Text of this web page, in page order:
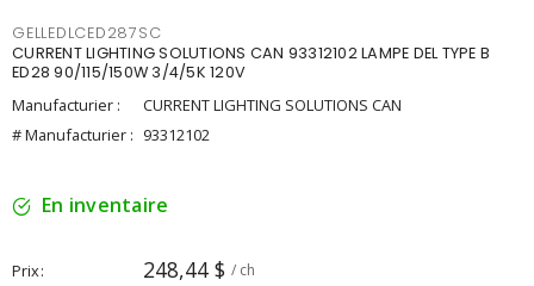
GELLEDLCED287SC
CURRENT LIGHTING SOLUTIONS CAN 93312102 LAMPE DEL TYPE B
ED28 90/115/150W 3/4/5K 120V
Manufacturier :
CURRENT LIGHTING SOLUTIONS CAN
# Manufacturier : 93312102
En inventaire
Prix 248,44 $ / ch